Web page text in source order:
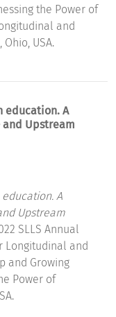
the Power of
and
USA.
education. A
Upstream
A
Upstream
SLLS Annual
Longitudinal and
and Growing
Power of